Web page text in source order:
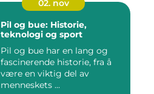
02. nov
Pil og bue: Historie,
teknologi og sport
Pil og bue har en lang og
fascinerende historie, fra å
være en viktig del av
menneskets ...